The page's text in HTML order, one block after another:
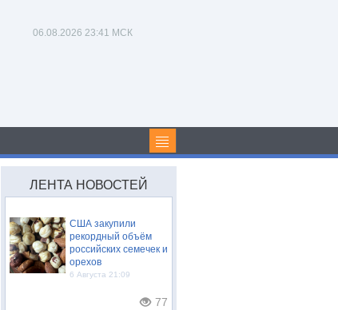
06.08.2026 23:41 МСК
ЛЕНТА НОВОСТЕЙ
США закупили
рекордный объём
российских семечек и
орехов
6 Августа 21:09
77